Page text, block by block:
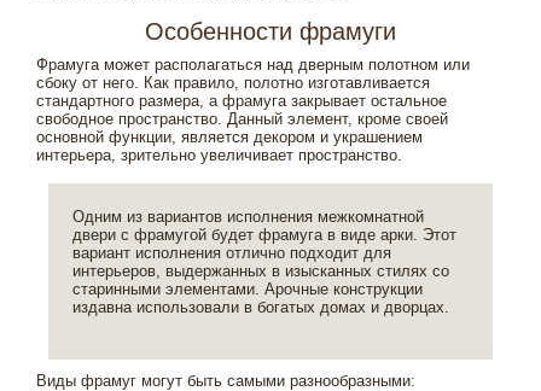
Особенности фрамуги
Фрамуга может располагаться над дверным полотном или
сбоку от него. Как правило, полотно изготавливается
стандартного размера, а фрамуга закрывает остальное
свободное пространство. Данный элемент, кроме своей
основной функции, является декором и украшением
интерьера, зрительно увеличивает пространство.
Одним из вариантов исполнения межкомнатной
двери с фрамугой будет фрамуга в виде арки. Этот
вариант исполнения отлично подходит для
интерьеров, выдержанных в изысканных стилях со
старинными элементами. Арочные конструкции
издавна использовали в богатых домах и дворцах.
Виды фрамуг могут быть самыми разнообразными: